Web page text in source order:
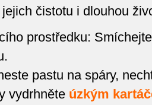
čistotu i dlouhou
prostředku:
pastu na spáry,
vydrhněte úzkým